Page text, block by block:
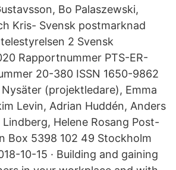
Bo Palaszewski,
Kris- Svensk postmarknad
2 Svensk
Rapportnummer PTS-ER-
20-380 ISSN 1650-9862
(projektledare), Emma
Levin, Adrian Huddén, Anders
Helene Rosang Post-
Box 5398 102 49 Stockholm
10-15 · Building and gaining